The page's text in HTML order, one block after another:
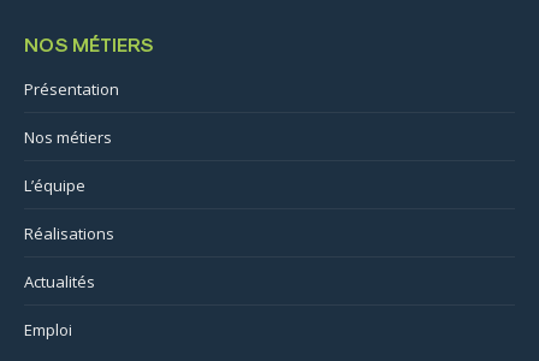
NOS MÉTIERS
Présentation
Nos métiers
L’équipe
Réalisations
Actualités
Emploi